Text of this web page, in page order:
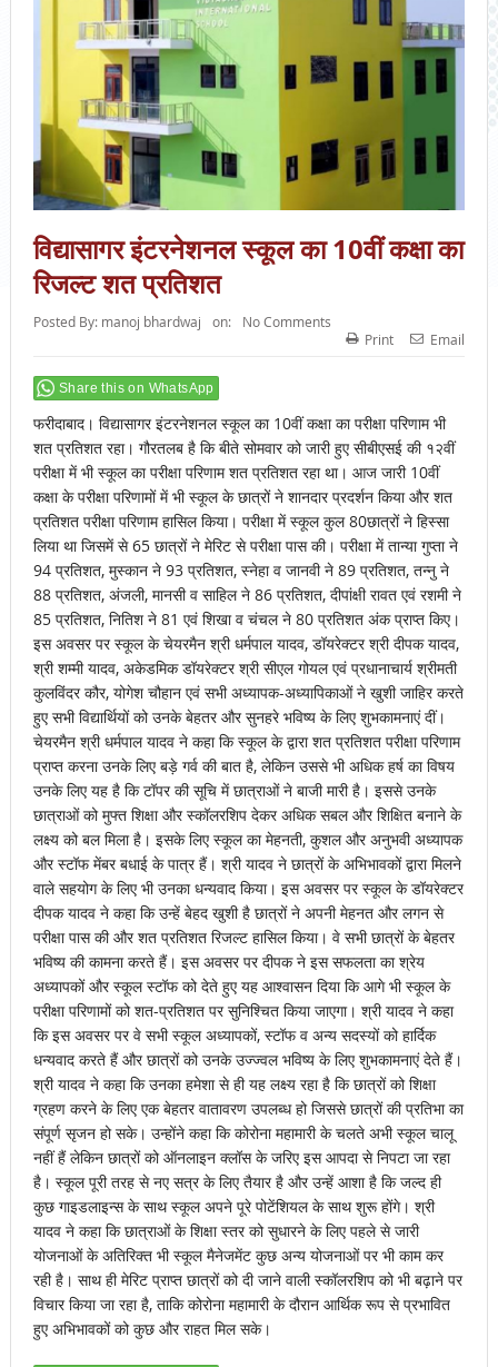
विद्यासागर इंटरनेशनल स्कूल का 10वीं कक्षा का
रिजल्ट शत प्रतिशत
Posted By: manoj bhardwaj on:
No Comments
Print
Email
Share this on WhatsApp
फरीदाबाद। विद्यासागर इंटरनेशनल स्कूल का 10वीं कक्षा का परीक्षा परिणाम भी
शत प्रतिशत रहा। गौरतलब है कि बीते सोमवार को जारी हुए सीबीएसई की १२वीं
परीक्षा में भी स्कूल का परीक्षा परिणाम शत प्रतिशत रहा था। आज जारी 10वीं
कक्षा के परीक्षा परिणामों में भी स्कूल के छात्रों ने शानदार प्रदर्शन किया और शत
प्रतिशत परीक्षा परिणाम हासिल किया। परीक्षा में स्कूल कुल 80छात्रों ने हिस्सा
लिया था जिसमें से 65 छात्रों ने मेरिट से परीक्षा पास की। परीक्षा में तान्या गुप्ता ने
94 प्रतिशत, मुस्कान ने 93 प्रतिशत, स्नेहा व जानवी ने 89 प्रतिशत, तन्नु ने
88 प्रतिशत, अंजली, मानसी व साहिल ने 86 प्रतिशत, दीपांक्षी रावत एवं रशमी ने
85 प्रतिशत, नितिश ने 81 एवं शिखा व चंचल ने 80 प्रतिशत अंक प्राप्त किए।
इस अवसर पर स्कूल के चेयरमैन श्री धर्मपाल यादव, डॉयरेक्टर श्री दीपक यादव,
श्री शम्मी यादव, अकेडमिक डॉयरेक्टर श्री सीएल गोयल एवं प्रधानाचार्य श्रीमती
कुलविंदर कौर, योगेश चौहान एवं सभी अध्यापक-अध्यापिकाओं ने खुशी जाहिर करते
हुए सभी विद्यार्थियों को उनके बेहतर और सुनहरे भविष्य के लिए शुभकामनाएं दीं।
चेयरमैन श्री धर्मपाल यादव ने कहा कि स्कूल के द्वारा शत प्रतिशत परीक्षा परिणाम
प्राप्त करना उनके लिए बड़े गर्व की बात है, लेकिन उससे भी अधिक हर्ष का विषय
उनके लिए यह है कि टॉपर की सूचि में छात्राओं ने बाजी मारी है। इससे उनके
छात्राओं को मुफ्त शिक्षा और स्कॉलरशिप देकर अधिक सबल और शिक्षित बनाने के
लक्ष्य को बल मिला है। इसके लिए स्कूल का मेहनती, कुशल और अनुभवी अध्यापक
और स्टॉफ मेंबर बधाई के पात्र हैं। श्री यादव ने छात्रों के अभिभावकों द्वारा मिलने
वाले सहयोग के लिए भी उनका धन्यवाद किया। इस अवसर पर स्कूल के डॉयरेक्टर
दीपक यादव ने कहा कि उन्हें बेहद खुशी है छात्रों ने अपनी मेहनत और लगन से
परीक्षा पास की और शत प्रतिशत रिजल्ट हासिल किया। वे सभी छात्रों के बेहतर
भविष्य की कामना करते हैं। इस अवसर पर दीपक ने इस सफलता का श्रेय
अध्यापकों और स्कूल स्टॉफ को देते हुए यह आश्वासन दिया कि आगे भी स्कूल के
परीक्षा परिणामों को शत-प्रतिशत पर सुनिश्चित किया जाएगा। श्री यादव ने कहा
कि इस अवसर पर वे सभी स्कूल अध्यापकों, स्टॉफ व अन्य सदस्यों को हार्दिक
धन्यवाद करते हैं और छात्रों को उनके उज्ज्वल भविष्य के लिए शुभकामनाएं देते हैं।
श्री यादव ने कहा कि उनका हमेशा से ही यह लक्ष्य रहा है कि छात्रों को शिक्षा
ग्रहण करने के लिए एक बेहतर वातावरण उपलब्ध हो जिससे छात्रों की प्रतिभा का
संपूर्ण सृजन हो सके। उन्होंने कहा कि कोरोना महामारी के चलते अभी स्कूल चालू
नहीं हैं लेकिन छात्रों को ऑनलाइन क्लॉस के जरिए इस आपदा से निपटा जा रहा
है। स्कूल पूरी तरह से नए सत्र के लिए तैयार है और उन्हें आशा है कि जल्द ही
कुछ गाइडलाइन्स के साथ स्कूल अपने पूरे पोटेंशियल के साथ शुरू होंगे। श्री
यादव ने कहा कि छात्राओं के शिक्षा स्तर को सुधारने के लिए पहले से जारी
योजनाओं के अतिरिक्त भी स्कूल मैनेजमेंट कुछ अन्य योजनाओं पर भी काम कर
रही है। साथ ही मेरिट प्राप्त छात्रों को दी जाने वाली स्कॉलरशिप को भी बढ़ाने पर
विचार किया जा रहा है, ताकि कोरोना महामारी के दौरान आर्थिक रूप से प्रभावित
हुए अभिभावकों को कुछ और राहत मिल सके।